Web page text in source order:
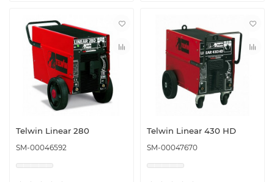
Telwin Linear 280
SM-00046592
Telwin Linear 430 HD
SM-00047670